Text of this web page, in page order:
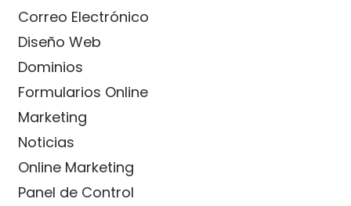
Correo Electrónico
Diseño Web
Dominios
Formularios Online
Marketing
Noticias
Online Marketing
Panel de Control